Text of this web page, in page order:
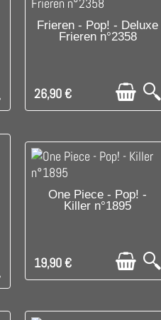
DISPONIBLE
Frieren - Pop! - Deluxe
Frieren n°2358
26,90 €
DISPONIBLE
One Piece - Pop! -
Killer n°1895
19,90 €